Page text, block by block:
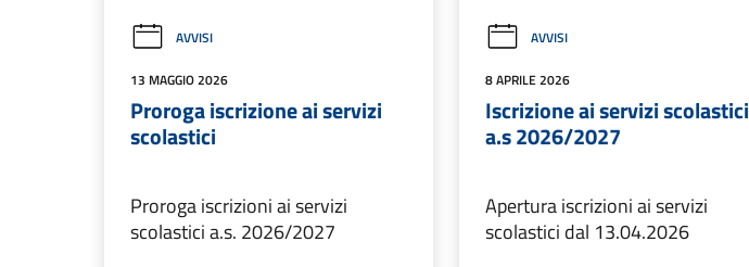
AVVISI
13 MAGGIO 2026
Proroga iscrizione ai servizi
scolastici
Proroga iscrizioni ai servizi
scolastici a.s. 2026/2027
AVVISI
8 APRILE 2026
Iscrizione ai servizi scolastici
a.s 2026/2027
Apertura iscrizioni ai servizi
scolastici dal 13.04.2026